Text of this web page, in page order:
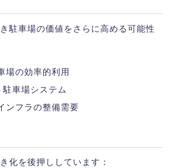
駐車場の価値をさらに高める可能性
場の効率的利用
車場システム
ンフラの整備需要
化を後押ししています：